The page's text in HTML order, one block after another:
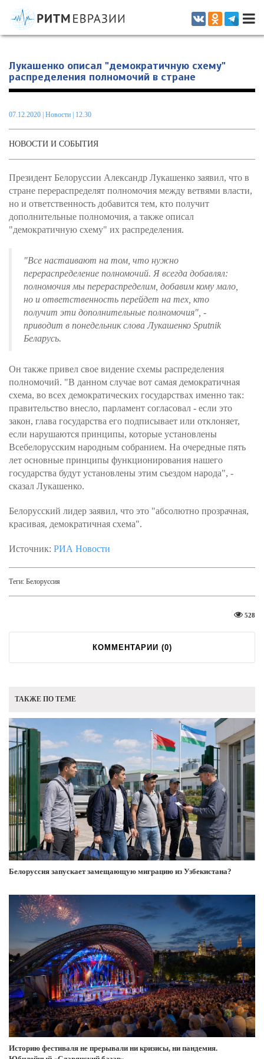
Информационно-аналитическое издание, посвященное актуальным
проблемам интеграции на постсоветском пространстве
Лукашенко описал "демократичную схему"
распределения полномочий в стране
07.12.2020 Новости | 12.30
НОВОСТИ И СОБЫТИЯ
Президент Белоруссии Александр Лукашенко заявил, что в
стране перераспределят полномочия между ветвями власти,
но и ответственность добавится тем, кто получит
дополнительные полномочия, а также описал
"демократичную схему" их распределения.
"Все настаивают на том, что нужно
перераспределение полномочий. Я всегда добавлял:
полномочия мы перераспределим, добавим кому мало,
но и ответственность перейдет на тех, кто
получит эти дополнительные полномочия", -
приводит в понедельник слова Лукашенко Sputnik
Беларусь.
Он также привел свое видение схемы распределения
полномочий. "В данном случае вот самая демократичная
схема, во всех демократических государствах именно так:
правительство внесло, парламент согласовал - если это
закон, глава государства его подписывает или отклоняет,
если нарушаются принципы, которые установлены
Всебелорусским народным собранием. На очередные пять
лет основные принципы функционирования нашего
государства будут установлены этим съездом народа", -
сказал Лукашенко.
Белорусский лидер заявил, что это "абсолютно прозрачная,
красивая, демократичная схема".
Источник: РИА Новости
Теги: Белоруссия
528
КОММЕНТАРИИ (0)
ТАКЖЕ ПО ТЕМЕ
Белоруссия запускает замещающую миграцию из Узбекистана?
Историю фестиваля не прерывали ни кризисы, ни пандемия.